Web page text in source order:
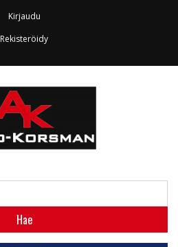
Kirjaudu
Rekisteröidy
Hae